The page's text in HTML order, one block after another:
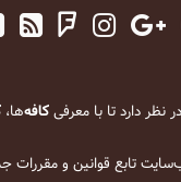
کافه‌ها،
تابع قوانین و مقررات